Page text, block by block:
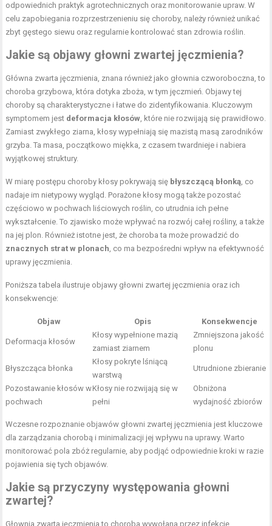
odpowiednich praktyk agrotechnicznych oraz monitorowanie upraw. W
celu zapobiegania rozprzestrzenieniu się choroby, należy również unikać
zbyt gęstego siewu oraz regularnie kontrolować stan zdrowia roślin.
Jakie są objawy głowni zwartej jęczmienia?
Główna zwarta jęczmienia, znana również jako głownia czworoboczna, to
choroba grzybowa, która dotyka zboża, w tym jęczmień. Objawy tej
choroby są charakterystyczne i łatwe do zidentyfikowania. Kluczowym
symptomem jest deformacja kłosów, które nie rozwijają się prawidłowo.
Zamiast zwykłego ziarna, kłosy wypełniają się mazistą masą zarodników
grzyba. Ta masa, początkowo miękka, z czasem twardnieje i nabiera
wyjątkowej struktury.
W miarę postępu choroby kłosy pokrywają się błyszczącą błonką, co
nadaje im nietypowy wygląd. Porażone kłosy mogą także pozostać
częściowo w pochwach liściowych roślin, co utrudnia ich pełne
wykształcenie. To zjawisko może wpływać na rozwój całej rośliny, a także
na jej plon. Również istotne jest, że choroba ta może prowadzić do
znacznych strat w plonach, co ma bezpośredni wpływ na efektywność
uprawy jęczmienia.
Poniższa tabela ilustruje objawy głowni zwartej jęczmienia oraz ich
konsekwencje:
Objaw Opis Konsekwencje
Deformacja kłosów
Kłosy wypełnione mazią
zamiast ziarnem
Zmniejszona jakość
plonu
Błyszcząca błonka
Kłosy pokryte lśniącą
warstwą
Utrudnione zbieranie
Pozostawanie kłosów w
pochwach
Kłosy nie rozwijają się w
pełni
Obniżona
wydajność zbiorów
Wczesne rozpoznanie objawów głowni zwartej jęczmienia jest kluczowe
dla zarządzania chorobą i minimalizacji jej wpływu na uprawy. Warto
monitorować pola zbóż regularnie, aby podjąć odpowiednie kroki w razie
pojawienia się tych objawów.
Jakie są przyczyny występowania głowni
zwartej?
Głownia zwarta jęczmienia to choroba wywołana przez infekcję